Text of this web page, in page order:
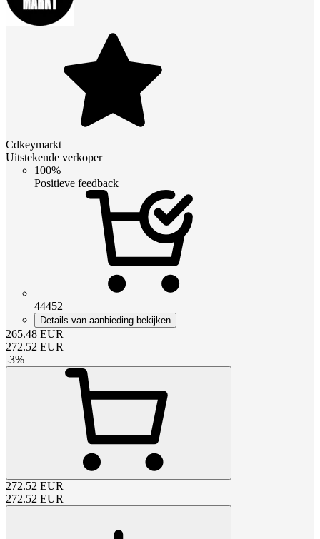
Cdkeymarkt
Uitstekende verkoper
100%
Positieve feedback
44452
Details van aanbieding bekijken
265.48 EUR
272.52 EUR
-3%
272.52 EUR
272.52 EUR